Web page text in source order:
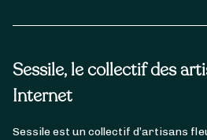
Sessile, le collectif des
Internet
Sessile est un collectif d’artisans